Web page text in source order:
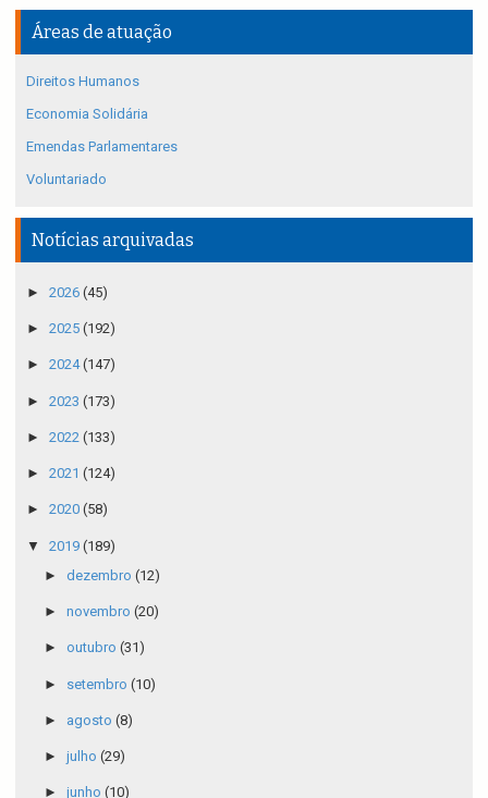
Áreas de atuação
Direitos Humanos
Economia Solidária
Emendas Parlamentares
Voluntariado
Notícias arquivadas
► 2026 (45)
► 2025 (192)
► 2024(147)
► 2023 (173)
► 2022 (133)
► 2021 (124)
► 2020 (58)
▼ 2019 (189)
► dezembro (12)
► novembro (20)
► outubro (31)
► setembro (10)
► agosto (8)
► julho (29)
► junho (10)